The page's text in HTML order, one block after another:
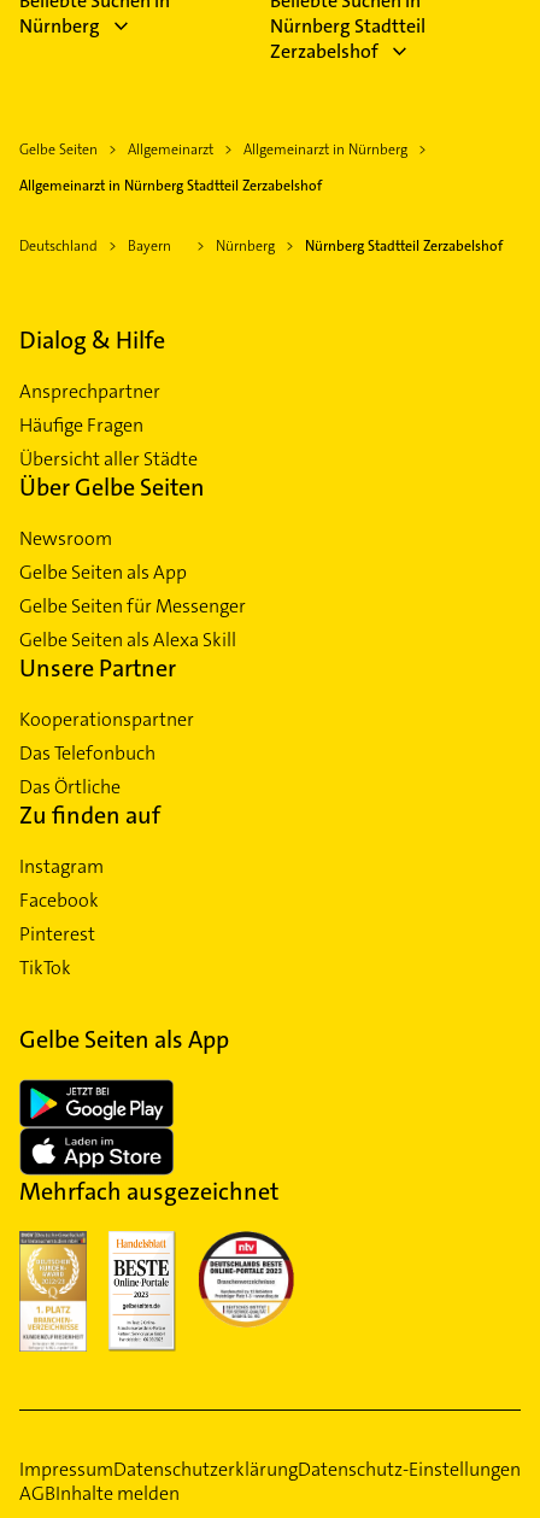
Nürnberg
Nürnberg Stadtteil
Zerzabelshof
Gelbe Seiten Allgemeinarzt
Allgemeinarzt in Nürnberg
Allgemeinarzt in Nürnberg Stadtteil Zerzabelshof
Deutschland Bayern Nürnberg Nürnberg Stadtteil Zerzabelshof
Dialog & Hilfe
Ansprechpartner
Häufige Fragen
Übersicht aller Städte
Über Gelbe Seiten
Newsroom
Gelbe Seiten als App
Gelbe Seiten für Messenger
Gelbe Seiten als Alexa Skill
Unsere Partner
Kooperationspartner
Das Telefonbuch
Das Örtliche
Zu finden auf
Instagram
Facebook
Pinterest
TikTok
Gelbe Seiten als App
Mehrfach ausgezeichnet
ImpressumDatenschutzerklärungDatenschutz-Einstellungen
AGBInhalte melden